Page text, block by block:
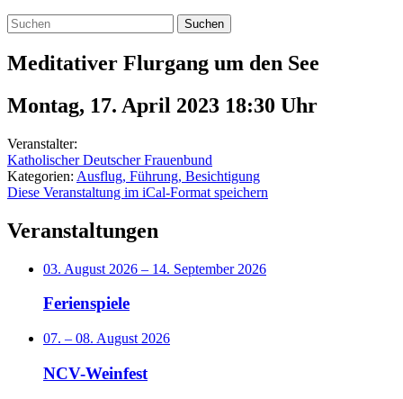
Suchen
Meditativer Flurgang um den See
Montag, 17. April 2023 18:30 Uhr
Veranstalter:
Katholischer Deutscher Frauenbund
Kategorien: Ausflug, Führung, Besichtigung
Diese Veranstaltung im iCal-Format speichern
Veranstaltungen
03. August 2026 – 14. September 2026
Ferienspiele
07. – 08. August 2026
NCV-Weinfest